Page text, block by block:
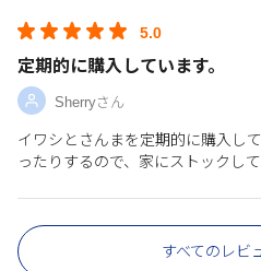
5.0
定期的に購入しています。
Sherryさん
イワシとさんまを定期的に購入し
ったりするので、家にストックし
すべてのレビ